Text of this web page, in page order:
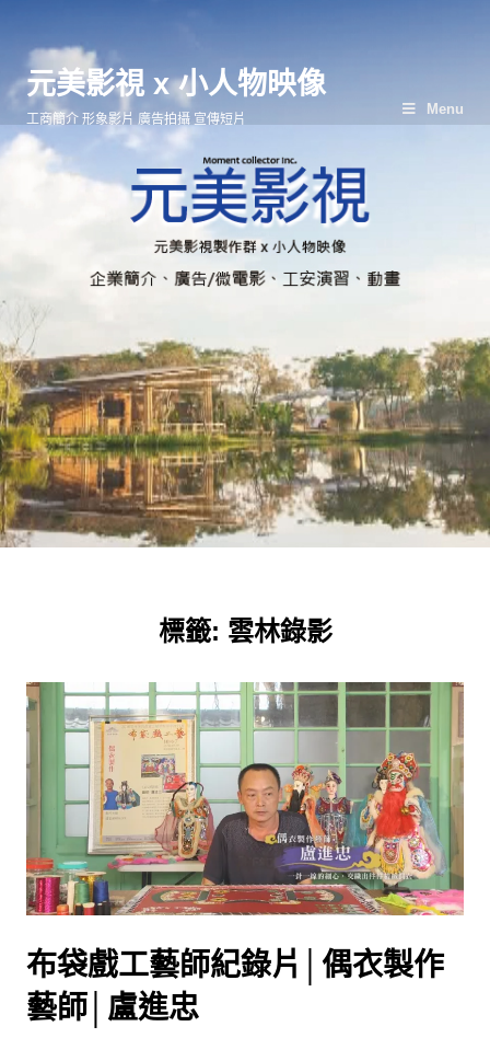
元美影視 x 小人物映像
工商簡介 形象影片 廣告拍攝 宣傳短片
Menu
標籤: 雲林錄影
布袋戲工藝師紀錄片│偶衣製作
藝師│盧進忠